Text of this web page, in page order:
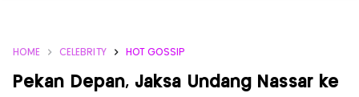
HOME CELEBRITY HOT GOSSIP
Pekan Depan, Jaksa Undang Nassar ke